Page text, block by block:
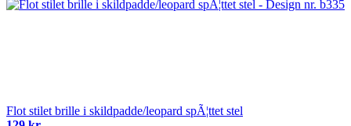
Flot stilet brille i skildpadde/leopard spÃ¦ttet stel